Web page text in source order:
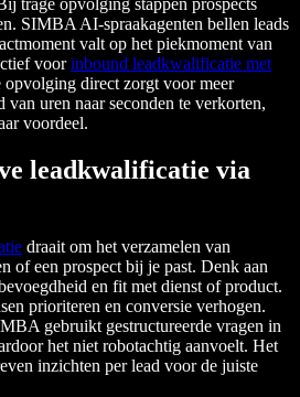
trage opvolging stappen prospects
SIMBA AI-spraakagenten bellen leads
valt op het piekmoment van
voorinbound leadkwalificatie met
opvolging direct zorgt voor meer
uren naar seconden te verkorten,
voordeel.
leadkwalificatie via
draait om het verzamelen van
of een prospect bij je past. Denk aan
en fit met dienst of product.
prioriteren en conversie verhogen.
gebruikt gestructureerde vragen in
het niet robotachtig aanvoelt. Het
inzichten per lead voor de juiste